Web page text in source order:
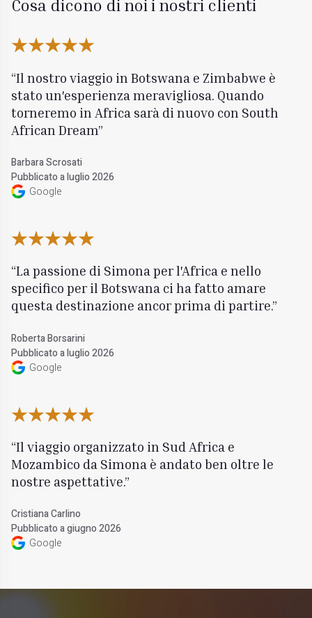
Cosa dicono di noi i nostri clienti
Il nostro viaggio in Botswana e Zimbabwe è
stato un'esperienza meravigliosa. Quando
torneremo in Africa sarà di nuovo con South
African Dream
Barbara Scrosati
Pubblicato a luglio 2026
Google
La passione di Simona per l'Africa e nello
specifico per il Botswana ci ha fatto amare
questa destinazione ancor prima di partire.
Roberta Borsarini
Pubblicato a luglio 2026
Google
Il viaggio organizzato in Sud Africa e
Mozambico da Simona è andato ben oltre le
nostre aspettative.
Cristiana Carlino
Pubblicato a giugno 2026
Google